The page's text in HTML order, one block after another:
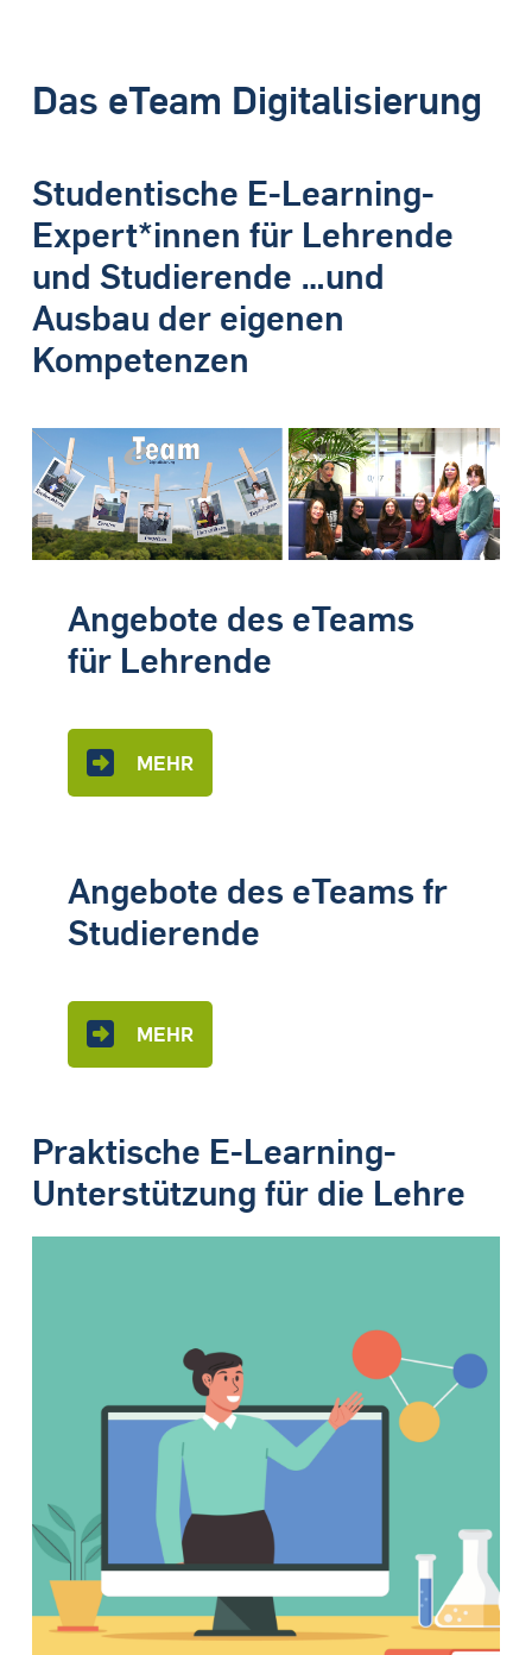
Das eTeam Digitalisierung
Studentische E-Learning-
Expert*innen für Lehrende
und Studierende …und
Ausbau der eigenen
Kompetenzen
Angebote des eTeams
für Lehrende
MEHR
Angebote des eTeams fr
Studierende
MEHR
Praktische E-Learning-
Unterstützung für die Lehre